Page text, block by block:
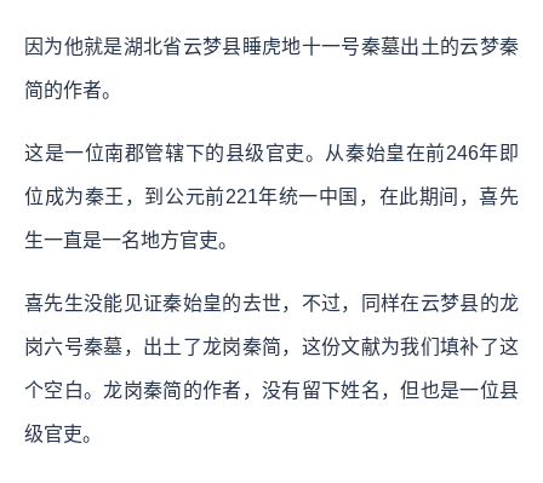
因为他就是湖北省云梦县睡虎地十一号秦墓出土的云梦秦
简的作者。
这是一位南郡管辖下的县级官吏。从秦始皇在前246年即
位成为秦王，到公元前221年统一中国，在此期间，喜先
生一直是一名地方官吏。
喜先生没能见证秦始皇的去世，不过，同样在云梦县的龙
岗六号秦墓，出土了龙岗秦简，这份文献为我们填补了这
个空白。龙岗秦简的作者，没有留下姓名，但也是一位县
级官吏。